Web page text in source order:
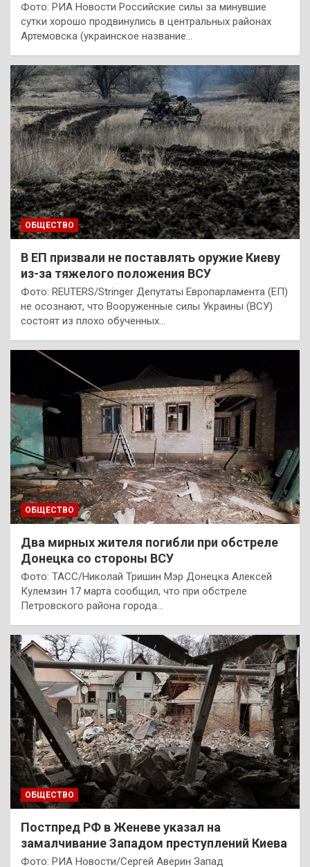
Фото: РИА Новости Российские силы за минувшие
сутки хорошо продвинулись в центральных районах
Артемовска (украинское название…
ОБЩЕСТВО
В ЕП призвали не поставлять оружие Киеву
из-за тяжелого положения ВСУ
Фото: REUTERS/Stringer Депутаты Европарламента (ЕП)
не осознают, что Вооруженные силы Украины (ВСУ)
состоят из плохо обученных…
ОБЩЕСТВО
Два мирных жителя погибли при обстреле
Донецка со стороны ВСУ
Фото: ТАСС/Николай Тришин Мэр Донецка Алексей
Кулемзин 17 марта сообщил, что при обстреле
Петровского района города…
ОБЩЕСТВО
Постпред РФ в Женеве указал на
замалчивание Западом преступлений Киева
Фото: РИА Новости/Сергей Аверин Запад